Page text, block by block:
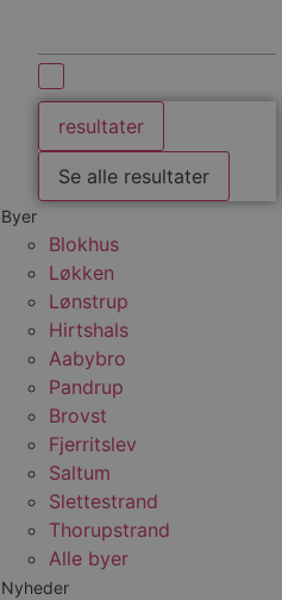
resultater
Se alle resultater
Byer
Blokhus
Løkken
Lønstrup
Hirtshals
Aabybro
Pandrup
Brovst
Fjerritslev
Saltum
Slettestrand
Thorupstrand
Alle byer
Nyheder